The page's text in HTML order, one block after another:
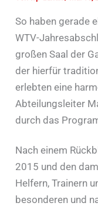
So haben gerade
WTV-
großen Saal der
der hierfür
erlebten eine
Abteilungsleiter
durch das
Nach einem
2015 und den
Helfern, Trainern
besonderen und